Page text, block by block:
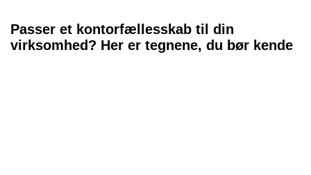
Passer et kontorfællesskab til din
virksomhed? Her er tegnene, du bør kende